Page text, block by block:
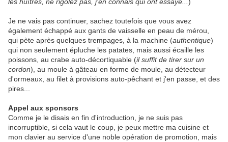
Je ne vais pas continuer, sachez toutefois que vous avez
également échappé aux gants de vaisselle en peau de mérou,
qui pète après quelques trempages, à la machine (authentique)
qui non seulement épluche les patates, mais aussi écaille les
poissons, au crabe auto-décortiquable (il suffit de tirer sur un
cordon), au moule à gâteau en forme de moule, au détecteur
d'ormeaux, au filet à provisions auto-pêchant et j'en passe, et des
pires...
Appel aux sponsors
Comme je le disais en fin d'introduction, je ne suis pas
incorruptible, si cela vaut le coup, je peux mettre ma cuisine et
mon clavier au service d'une noble opération de promotion, mais